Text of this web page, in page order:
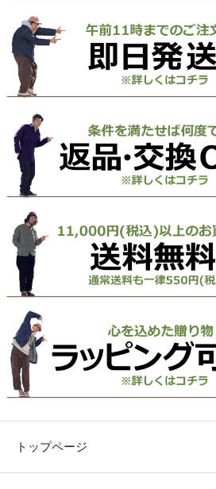
トップページ